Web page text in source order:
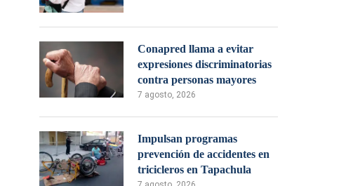
Conapred llama a evitar
expresiones discriminatorias
contra personas mayores
7 agosto, 2026
Impulsan programas
prevención de accidentes en
tricicleros en Tapachula